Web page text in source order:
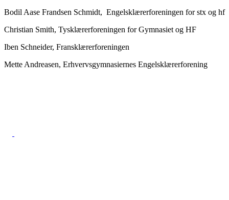
Bodil Aase Frandsen Schmidt, Engelsklærerforeningen for stx og hf
Christian Smith, Tysklærerforeningen for Gymnasiet og HF
Iben Schneider, Fransklærerforeningen
Mette Andreasen, Erhvervsgymnasiernes Engelsklærerforening